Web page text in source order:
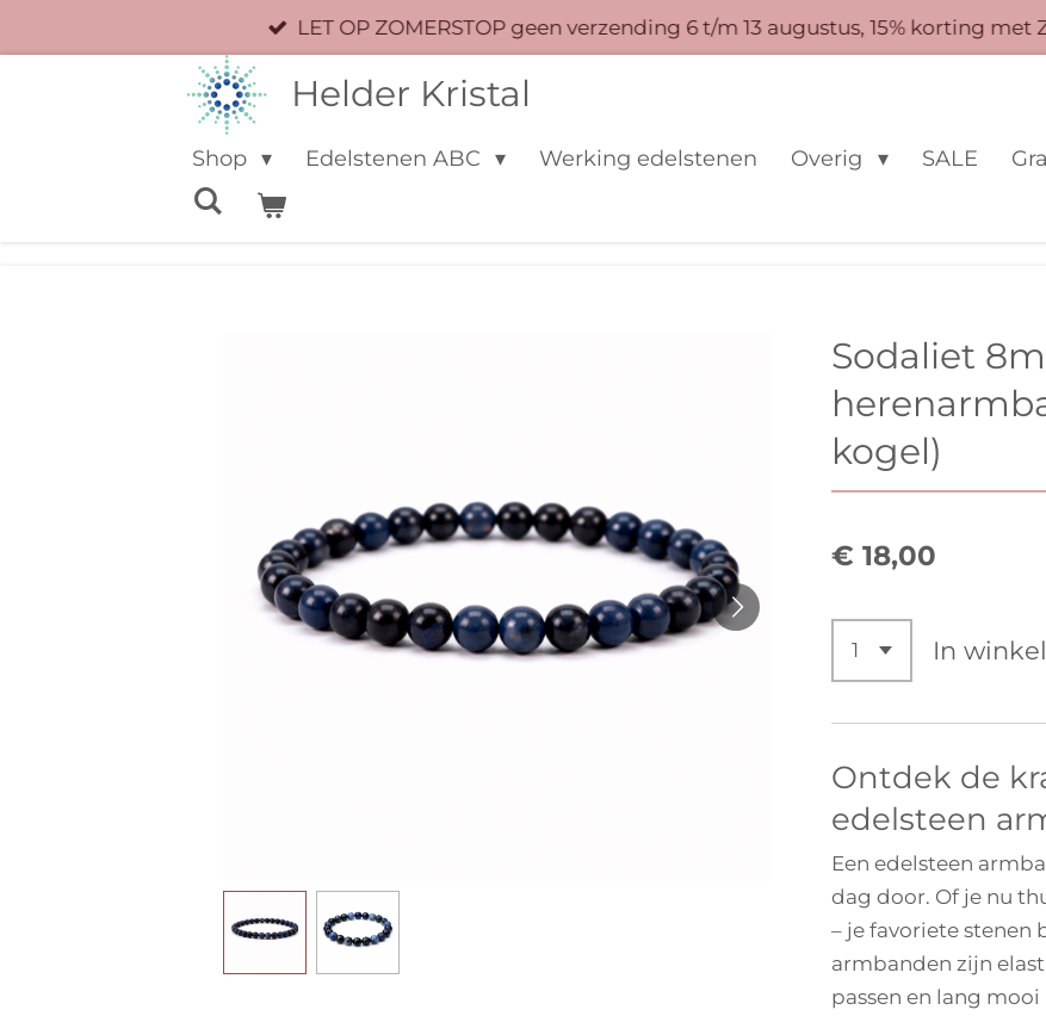
direct
LET OP ZOMERSTOP geen verzending 6 t/m 13 augustus, 15% korting met
Helder Kristal
Shop Edelstenen ABC Werking edelstenen Overig SALE
Sodaliet
kogel)
€ 18,00
In
Ontdek de
edelsteen
Een edelsteen
dag door. Of je nu
– je favoriete
armbanden zijn
passen en lang mooi